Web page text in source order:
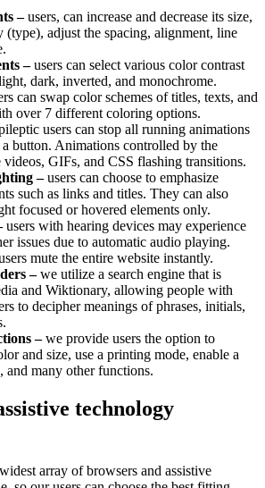
–users, can increase and decrease its size,
(type), adjust the spacing, alignment, line
–users can select various color contrast
dark, inverted, and monochrome.
can swap color schemes of titles, texts, and
over 7 different coloring options.
users can stop all running animations
button. Animations controlled by the
GIFs, and CSS flashing transitions.
–users can choose to emphasize
such as links and titles. They can also
focused or hovered elements only.
users with hearing devices may experience
issues due to automatic audio playing.
mute the entire website instantly.
–we utilize a search engine that is
and Wiktionary, allowing people with
to decipher meanings of phrases, initials,
–we provide users the option to
and size, use a printing mode, enable a
and many other functions.
technology
array of browsers and assistive